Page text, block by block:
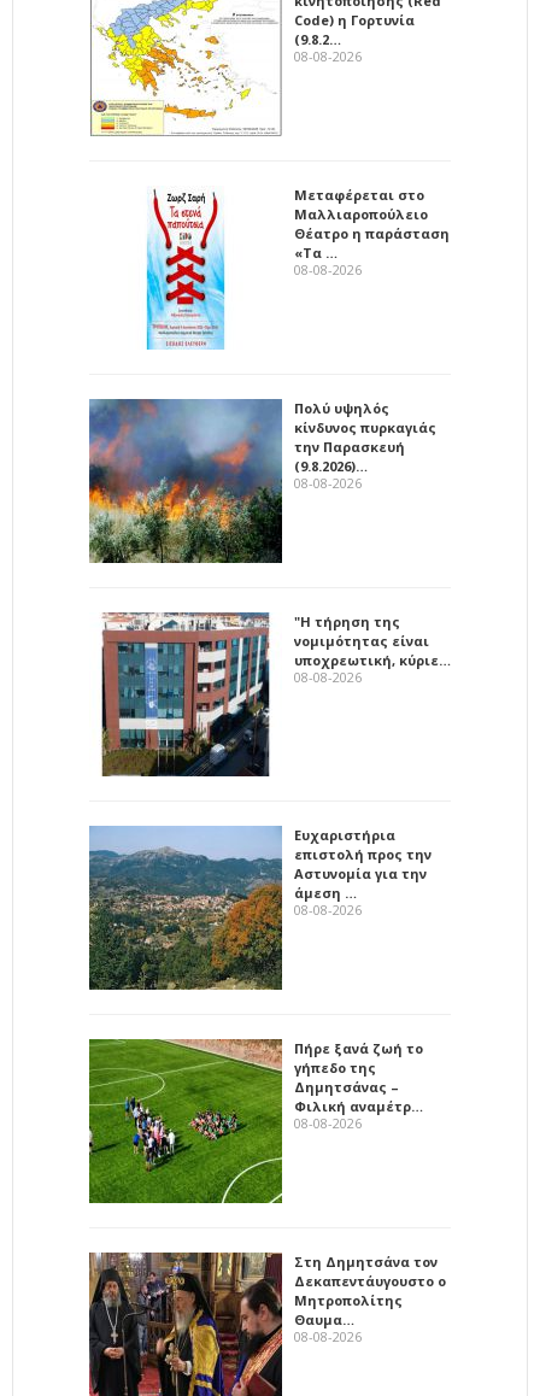
Code) η Γορτυνία
(9.8.2…
08-08-2026
Μεταφέρεται στο
Μαλλιαροπούλειο
Θέατρο η παράσταση
«Τα …
08-08-2026
Πολύ υψηλός
κίνδυνος πυρκαγιάς
την Παρασκευή
(9.8.2026)…
08-08-2026
"Η τήρηση της
νομιμότητας είναι
υποχρεωτική, κύριε…
08-08-2026
Ευχαριστήρια
επιστολή προς την
Αστυνομία για την
άμεση …
08-08-2026
Πήρε ξανά ζωή το
γήπεδο της
Δημητσάνας –
Φιλική αναμέτρ…
08-08-2026
Στη Δημητσάνα τον
Δεκαπεντάυγουστο ο
Μητροπολίτης
Θαυμα…
08-08-2026